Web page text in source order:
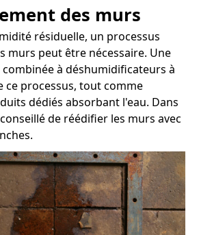
des murs
résiduelle, un processus
murs peut être nécessaire. Une
à déshumidificateurs à
ce processus, tout comme
dédiés absorbant l'eau. Dans
de réédifier les murs avec